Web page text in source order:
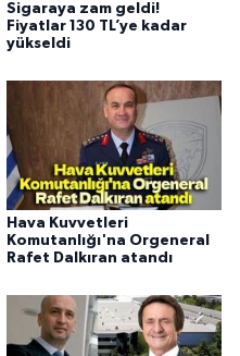
Sigaraya zam geldi!
Fiyatlar 130 TL’ye kadar
yükseldi
Hava Kuvvetleri
Komutanlığı'na Orgeneral
Rafet Dalkıran atandı